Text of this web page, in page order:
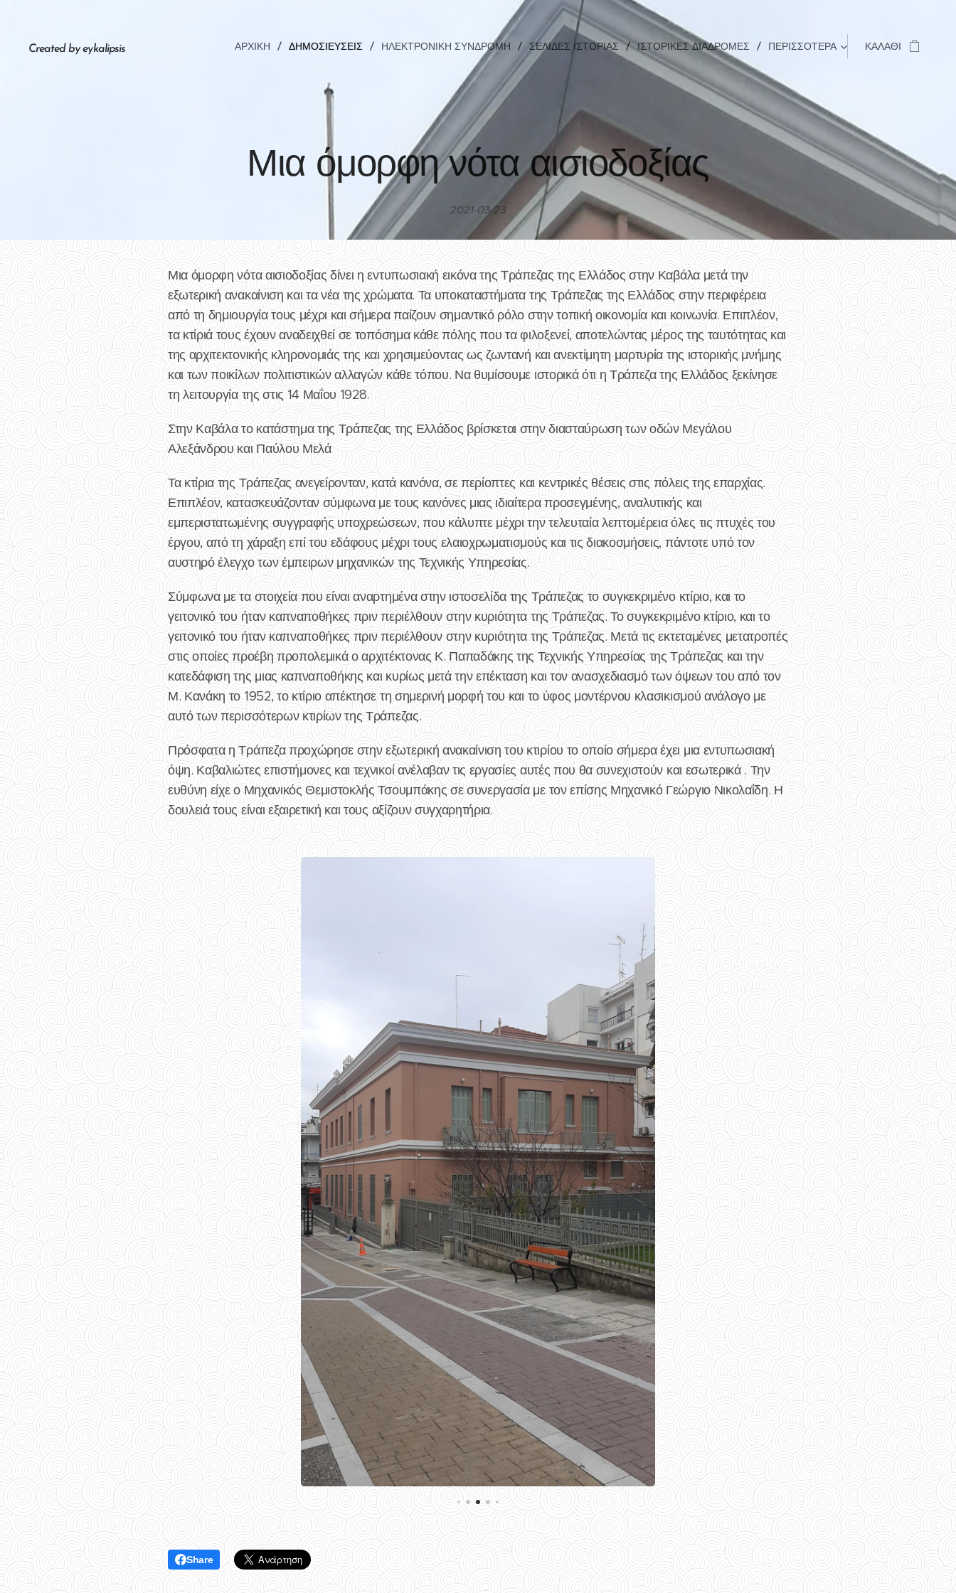
Created by eykalipsis ΑΡΧΙΚΉ ΔΗΜΟΣΙΕΎΣΕΙΣ ΗΛΕΚΤΡΟΝΙΚΉ ΣΥΝΔΡΟΜΉ ΣΕΛΊΔΕΣ ΙΣΤΟΡΊΑΣ ΙΣΤΟΡΙΚΈΣ ΔΙΑΔΡΟΜΈΣ ΠΕΡΙΣΣΌΤΕΡΑ ΚΑΛΆΘΙ
Μια όμορφη νότα αισιοδοξίας
2021-03-23
Μια όμορφη νότα αισιοδοξίας δίνει η εντυπωσιακή εικόνα της Τράπεζας της Ελλάδος στην Καβάλα μετά την
εξωτερική ανακαίνιση και τα νέα της χρώματα. Τα υποκαταστήματα της Τράπεζας της Ελλάδος στην περιφέρεια
από τη δημιουργία τους μέχρι και σήμερα παίζουν σημαντικό ρόλο στην τοπική οικονομία και κοινωνία. Επιπλέον,
τα κτίριά τους έχουν αναδειχθεί σε τοπόσημα κάθε πόλης που τα φιλοξενεί, αποτελώντας μέρος της ταυτότητας και
της αρχιτεκτονικής κληρονομιάς της και χρησιμεύοντας ως ζωντανή και ανεκτίμητη μαρτυρία της ιστορικής μνήμης
και των ποικίλων πολιτιστικών αλλαγών κάθε τόπου. Να θυμίσουμε ιστορικά ότι η Τράπεζα της Ελλάδος ξεκίνησε
τη λειτουργία της στις 14 Μαΐου 1928.
Στην Καβάλα το κατάστημα της Τράπεζας της Ελλάδος βρίσκεται στην διασταύρωση των οδών Μεγάλου
Αλεξάνδρου και Παύλου Μελά
Τα κτίρια της Τράπεζας ανεγείρονταν, κατά κανόνα, σε περίοπτες και κεντρικές θέσεις στις πόλεις της επαρχίας.
Επιπλέον, κατασκευάζονταν σύμφωνα με τους κανόνες μιας ιδιαίτερα προσεγμένης, αναλυτικής και
εμπεριστατωμένης συγγραφής υποχρεώσεων, που κάλυπτε μέχρι την τελευταία λεπτομέρεια όλες τις πτυχές του
έργου, από τη χάραξη επί του εδάφους μέχρι τους ελαιοχρωματισμούς και τις διακοσμήσεις, πάντοτε υπό τον
αυστηρό έλεγχο των έμπειρων μηχανικών της Τεχνικής Υπηρεσίας.
Σύμφωνα με τα στοιχεία που είναι αναρτημένα στην ιστοσελίδα της Τράπεζας το συγκεκριμένο κτίριο, και το
γειτονικό του ήταν καπναποθήκες πριν περιέλθουν στην κυριότητα της Τράπεζας. Το συγκεκριμένο κτίριο, και το
γειτονικό του ήταν καπναποθήκες πριν περιέλθουν στην κυριότητα της Τράπεζας. Μετά τις εκτεταμένες μετατροπές
στις οποίες προέβη προπολεμικά ο αρχιτέκτονας Κ. Παπαδάκης της Τεχνικής Υπηρεσίας της Τράπεζας και την
κατεδάφιση της μιας καπναποθήκης και κυρίως μετά την επέκταση και τον ανασχεδιασμό των όψεων του από τον
Μ. Κανάκη το 1952, το κτίριο απέκτησε τη σημερινή μορφή του και το ύφος μοντέρνου κλασικισμού ανάλογο με
αυτό των περισσότερων κτιρίων της Τράπεζας.
Πρόσφατα η Τράπεζα προχώρησε στην εξωτερική ανακαίνιση του κτιρίου το οποίο σήμερα έχει μια εντυπωσιακή
όψη. Καβαλιώτες επιστήμονες και τεχνικοί ανέλαβαν τις εργασίες αυτές που θα συνεχιστούν και εσωτερικά . Την
ευθύνη είχε ο Μηχανικός Θεμιστοκλής Τσουμπάκης σε συνεργασία με τον επίσης Μηχανικό Γεώργιο Νικολαΐδη. Η
δουλειά τους είναι εξαιρετική και τους αξίζουν συγχαρητήρια.
Share